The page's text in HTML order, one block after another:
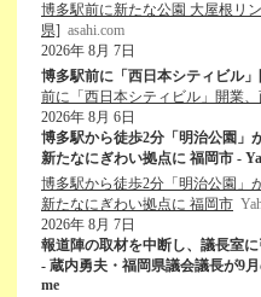
博多駅前に新たな公園 大屋根リ
県] asahi.com
2026年 8月 7日
博多駅前に「西日本シティビル
前に「西日本シティビル」開業
2026年 8月 6日
博多駅から徒歩2分「明治公園」
新たなにぎわい拠点に 福岡市 -
博多駅から徒歩2分「明治公園」
新たなにぎわい拠点に 福岡市
2026年 8月 7日
報道陣の取材を中断し、議長室
- 蔵内勇夫・福岡県議会議長が9
me